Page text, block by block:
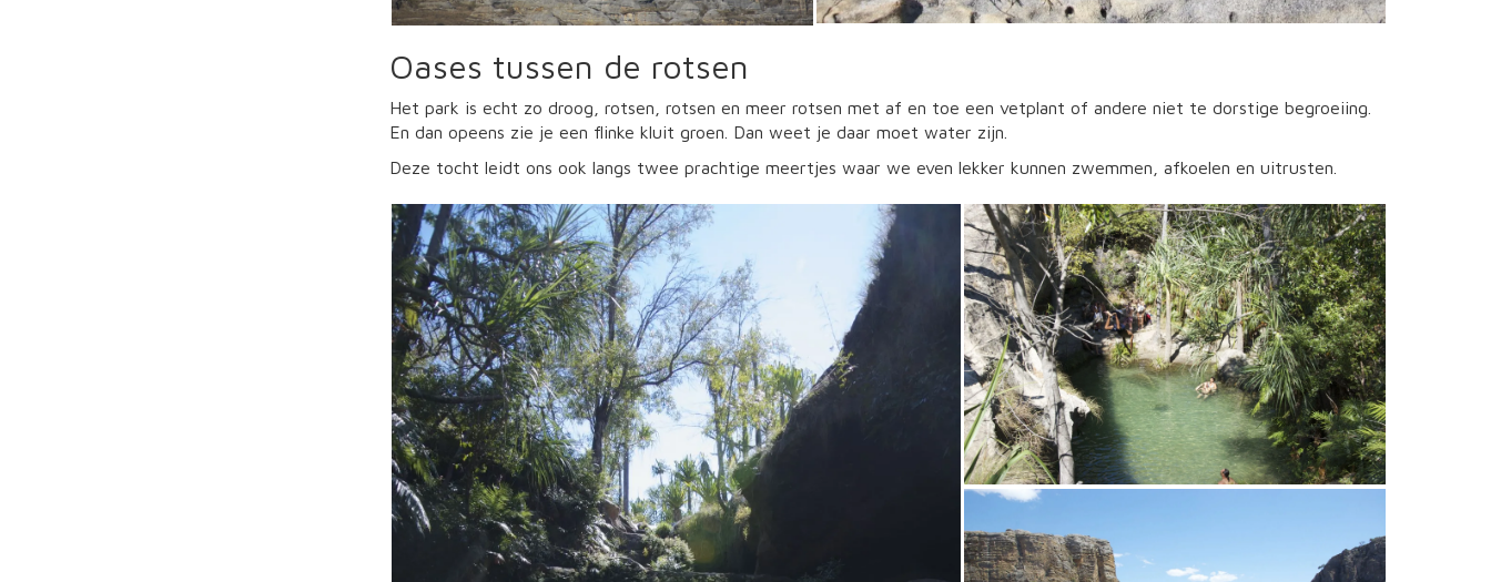
Oases tussen de rotsen
Het park is echt zo droog, rotsen, rotsen en meer rotsen met af en toe een vetplant of andere niet te dorstige begroeiing.
En dan opeens zie je een flinke kluit groen. Dan weet je daar moet water zijn.
Deze tocht leidt ons ook langs twee prachtige meertjes waar we even lekker kunnen zwemmen, afkoelen en uitrusten.